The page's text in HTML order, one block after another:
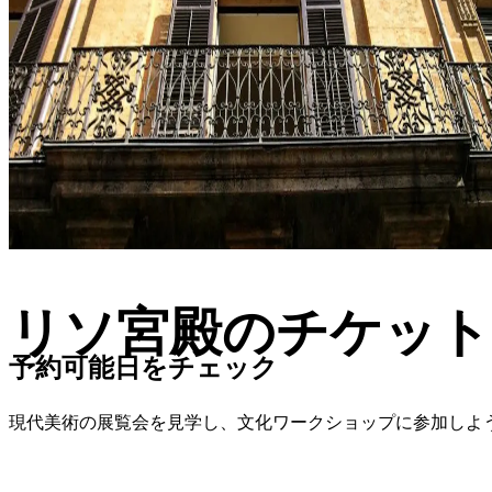
リソ宮殿のチケット
現代美術の展覧会を見学し、文化ワークショップに参加しよ
予約可能日をチェック